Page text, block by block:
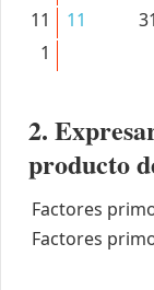
11
11
1
2.
producto
Factores
Factores